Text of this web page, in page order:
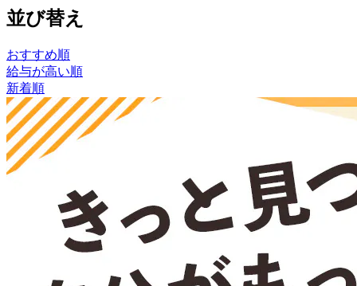
並び替え
おすすめ順
給与が高い順
新着順